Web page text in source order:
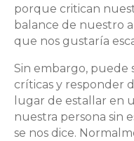
porque critican
balance de nuestro
que nos gustaría
Sin embargo, puede
críticas y responder
lugar de estallar en
nuestra persona sin
se nos dice.